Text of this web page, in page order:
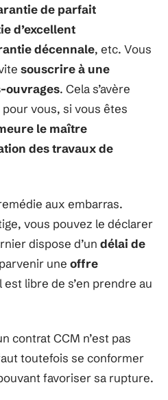
de parfait
d’excellent
décennale, etc. Vous
souscrire à une
ouvrages. Cela s’avère
vous, si vous êtes
le maître
des travaux de
aux embarras.
vous pouvez le déclarer
dispose d’un délai de
une offre
est libre de s’en prendre au
contrat CCM n’est pas
toutefois se conformer
favoriser sa rupture.